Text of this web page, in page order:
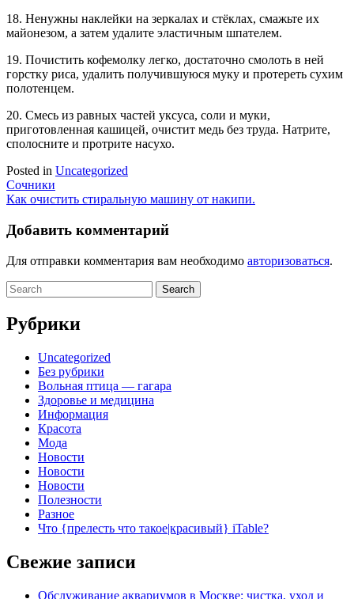
18. Ненужны наклейки на зеркалах и стёклах, смажьте их
майонезом, а затем удалите эластичным шпателем.
19. Почистить кофемолку легко, достаточно смолоть в ней
горстку риса, удалить получившуюся муку и протереть сухим
полотенцем.
20. Смесь из равных частей уксуса, соли и муки,
приготовленная кашицей, очистит медь без труда. Натрите,
сполосните и протрите насухо.
Posted in Uncategorized
Навигация
по
записям
Сочники
Как очистить стиральную машину от накипи.
Добавить комментарий
Для отправки комментария вам необходимо авторизоваться.
Search
for:
Рубрики
Uncategorized
Без рубрики
Вольная птица — гагара
Здоровье и медицина
Информация
Красота
Мода
Новости
Новости
Новости
Полезности
Разное
Что {прелесть что такое|красивый} iTable?
Свежие записи
Обслуживание аквариумов в Москве: чистка, уход и